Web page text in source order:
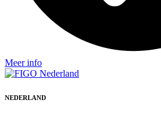
Meer info
NEDERLAND